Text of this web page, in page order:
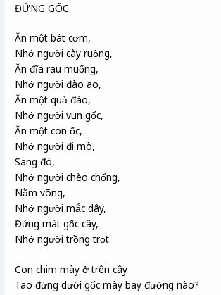
ĐỨNG GỐC
Ăn một bát cơm,
Nhớ người cày ruộng,
Ăn đĩa rau muống,
Nhớ người đào ao,
Ăn một quả đào,
Nhớ người vun gốc,
Ăn một con ốc,
Nhớ người đi mò,
Sang đò,
Nhớ người chèo chống,
Nằm võng,
Nhớ người mắc dây,
Đứng mát gốc cây,
Nhớ người trồng trọt.
Con chim mày ở trên cây
Tao đứng dưới gốc mày bay đường nào?